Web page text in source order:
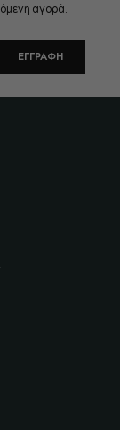
αγορά.
ΕΓΓΡΑΦΉ